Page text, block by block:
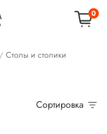
0
Столы и столики
Сортировка